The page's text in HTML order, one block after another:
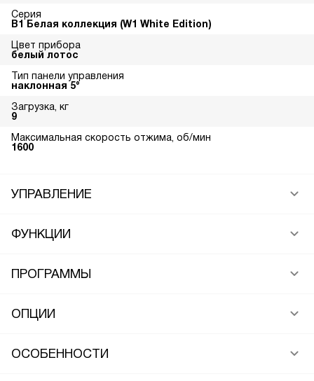
Серия
В1 Белая коллекция (W1 White Edition)
Цвет прибора
белый лотос
Тип панели управления
наклонная 5°
Загрузка, кг
9
Максимальная скорость отжима, об/мин
1600
УПРАВЛЕНИЕ
ФУНКЦИИ
ПРОГРАММЫ
ОПЦИИ
ОСОБЕННОСТИ